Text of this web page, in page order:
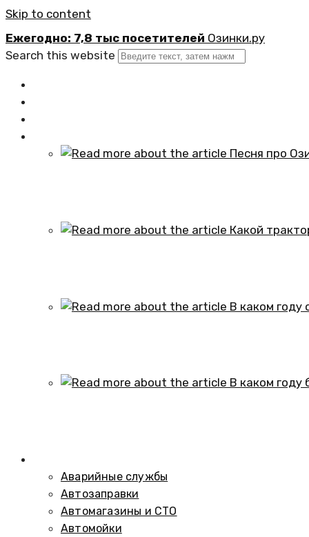
Skip to content
Ежегодно: 7,8 тыс посетителей Озинки.ру
Search this website
Аварийные службы
Автозаправки
Автомагазины и СТО
Автомойки